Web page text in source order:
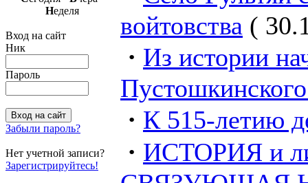
Неделя
Вход на сайт
Ник
Пароль
Забыли пароль?
Нет учетной записи?
Зарегистрируйтесь!
войтовства (
· Из истории
· К 515-летию
· ИСТОРИЯ и